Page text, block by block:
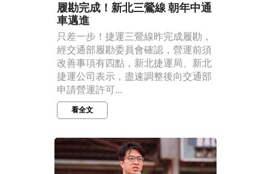
履勘完成！新北三鶯線 朝年中通
車邁進
只差一步！捷運三鶯線昨完成履勘，
經交通部履勘委員會確認，營運前須
改善事項有四點，新北捷運局、新北
捷運公司表示，盡速調整後向交通部
申請營運許可...
看全文